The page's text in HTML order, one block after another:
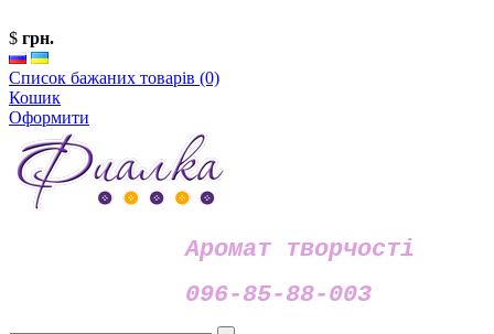
$ грн.
Список бажаних товарів (0)
Кошик
Оформити
Аромат творчості
096-85-88-003